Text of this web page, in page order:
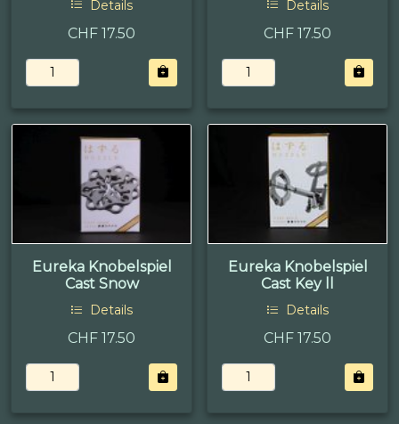
Details
CHF 17.50
Details
CHF 17.50
Eureka Knobelspiel
Cast Snow
Details
CHF 17.50
Eureka Knobelspiel
Cast Key ll
Details
CHF 17.50